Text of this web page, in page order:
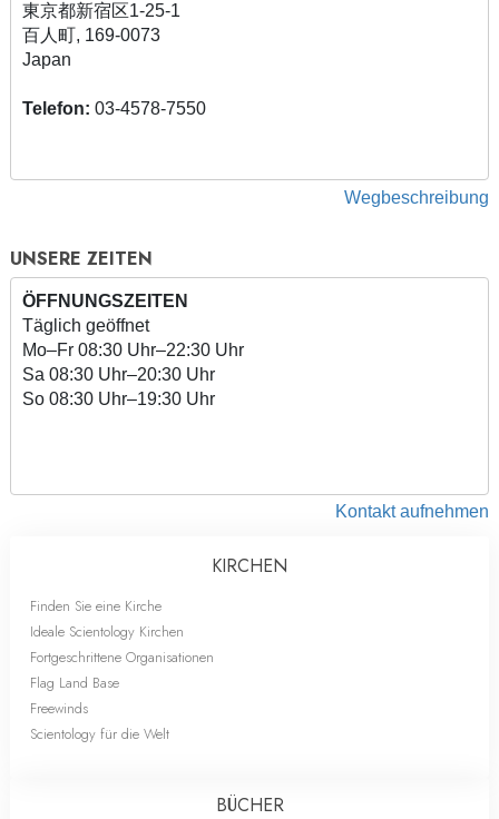
東京都新宿区1-25-1
百人町, 169-0073
Japan
Telefon: 03-4578-7550
Wegbeschreibung
UNSERE ZEITEN
ÖFFNUNGSZEITEN
Täglich geöffnet
Mo–Fr 08:30 Uhr–22:30 Uhr
Sa 08:30 Uhr–20:30 Uhr
So 08:30 Uhr–19:30 Uhr
Kontakt aufnehmen
KIRCHEN
Finden Sie eine Kirche
Ideale Scientology Kirchen
Fortgeschrittene Organisationen
Flag Land Base
Freewinds
Scientology für die Welt
BÜCHER